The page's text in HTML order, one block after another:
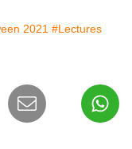
2021 #Lectures